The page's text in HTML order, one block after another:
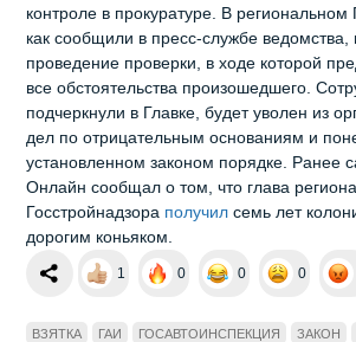
контроле в прокуратуре. В
как сообщили в пресс-службе
проведение проверки, в ходе которой
все обстоятельства произошедшего.
подчеркнули в Главке, будет уволен из
дел по отрицательным основаниям и
установленном законом порядке. Ранее
Онлайн сообщал о том, что глава
Госстройнадзора получил семь лет
дорогим коньяком.
1 0 0 0
ВЗЯТКА ГАИ ГОСАВТОИНСПЕКЦИЯ ЗАКОН